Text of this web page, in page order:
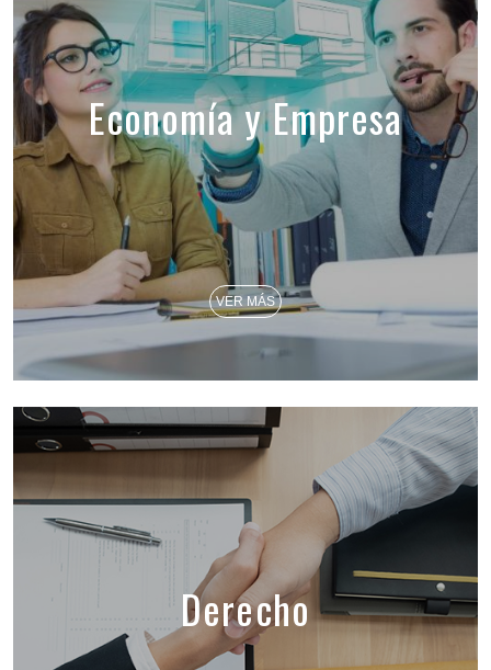
Economía y Empresa
VER MÁS
Derecho